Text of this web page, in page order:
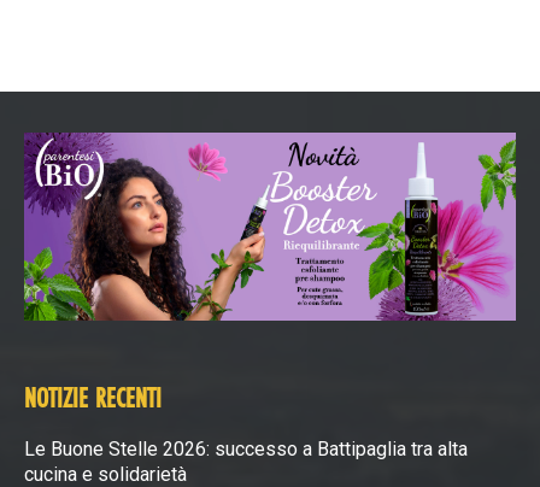
NOTIZIE RECENTI
Le Buone Stelle 2026: successo a Battipaglia tra alta
cucina e solidarietà